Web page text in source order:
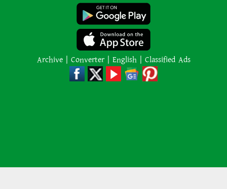
শাপলা চত্বর হত্যাযজ্ঞ: স্বৈরাচার হাসিনা-
আজিজ-বেনজীরসহ পলাতকদের বিরুদ্ধে
গ্রেপ্তারি পরোয়ানা
লোডশেডিংয়ের কারণে জনসংখ্যা
বেড়েছে: ভারতের নতুন শিক্ষামন্ত্রী
‘বিস্ফোরিত’ করতে অর্কাদের অবিশ্বাস্য
Archive | Converter | English | Classified Ads